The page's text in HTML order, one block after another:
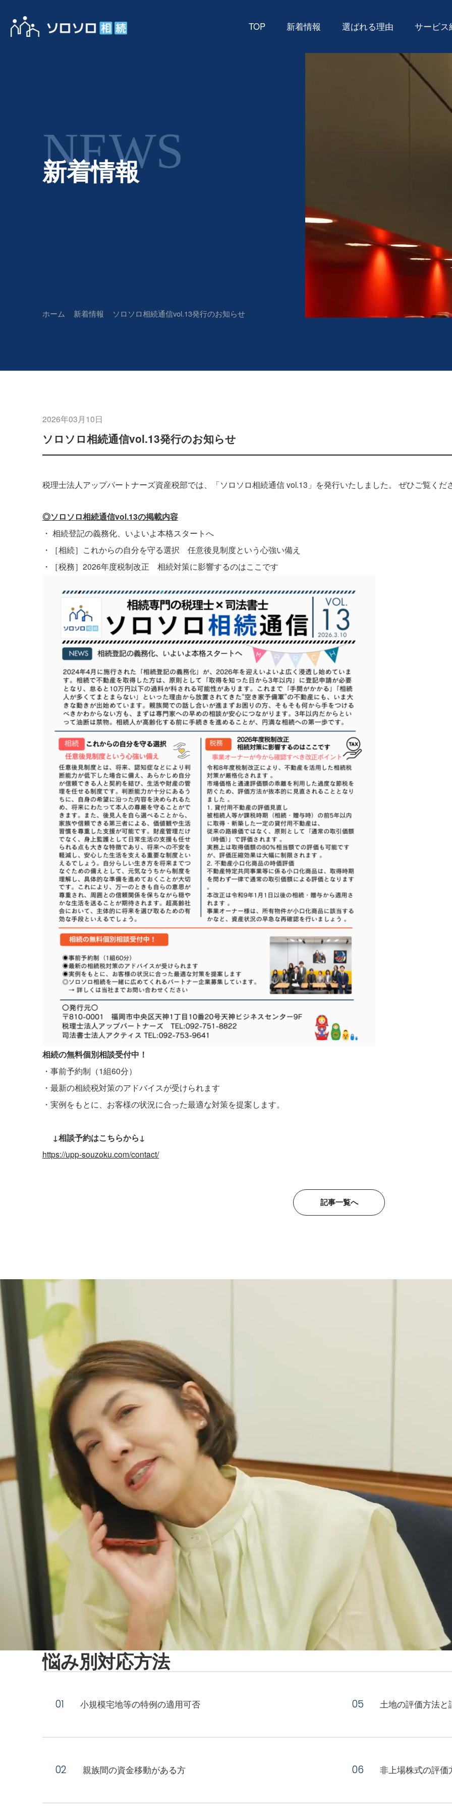
TOP 新着情報 選ばれる理由 サービス
ホーム » 新着情報 » ソロソロ相続通信vol.13発行のお知らせ
NEWS
新着情報
2026年03月10日
ソロソロ相続通信vol.13発行のお知らせ
税理士法人アップパートナーズ資産税部では、「ソロソロ相続通信 vol.13」を発行いたしました。 ぜひご覧くだ
◎ソロソロ相続通信vol.13の掲載内容
・ 相続登記の義務化、いよいよ本格スタートへ
・［相続］これからの自分を守る選択 任意後見制度という心強い備え
・［税務］2026年度税制改正 相続対策に影響するのはここです
相続の無料個別相談受付中！
・事前予約制（1組60分）
・最新の相続税対策のアドバイスが受けられます
・実例をもとに、お客様の状況に合った最適な対策を提案します。
↓相談予約はこちらから↓
https://upp-souzoku.com/contact/
記事一覧へ
悩み別対応方法
小規模宅地等の特例の適用可否
親族間の資金移動がある方
土地の評価方法と
非上場株式の評価